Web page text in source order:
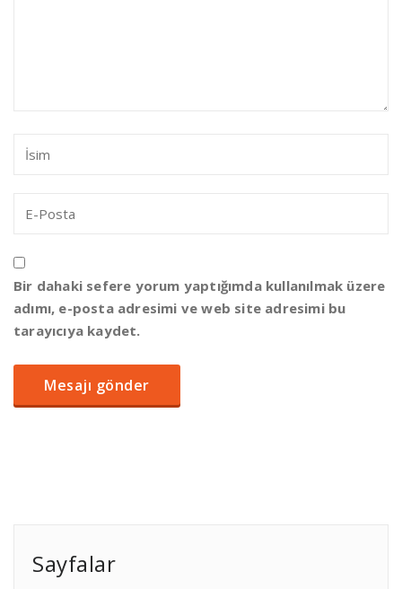
Bir dahaki sefere yorum yaptığımda kullanılmak üzere
adımı, e-posta adresimi ve web site adresimi bu
tarayıcıya kaydet.
Sayfalar